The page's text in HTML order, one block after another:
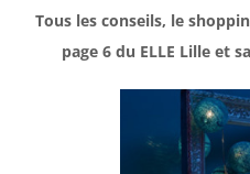
Tous les conseils, le
page 6 du ELLE Lille et